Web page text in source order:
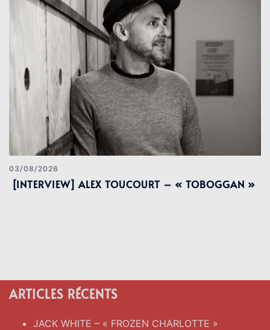
03/08/2026
[INTERVIEW] ALEX TOUCOURT – « TOBOGGAN »
ARTICLES RÉCENTS
JACK WHITE – « FROZEN CHARLOTTE »